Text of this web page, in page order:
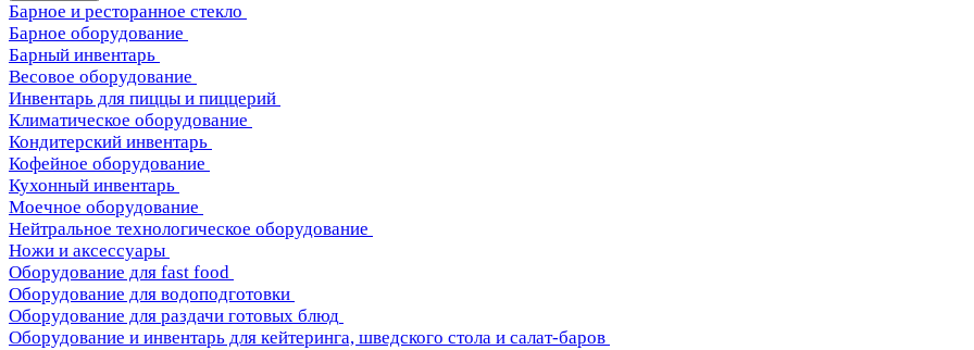
Барное и ресторанное стекло
Барное оборудование
Барный инвентарь
Весовое оборудование
Инвентарь для пиццы и пиццерий
Климатическое оборудование
Кондитерский инвентарь
Кофейное оборудование
Кухонный инвентарь
Моечное оборудование
Нейтральное технологическое оборудование
Ножи и аксессуары
Оборудование для fast food
Оборудование для водоподготовки
Оборудование для раздачи готовых блюд
Оборудование и инвентарь для кейтеринга, шведского стола и салат-баров